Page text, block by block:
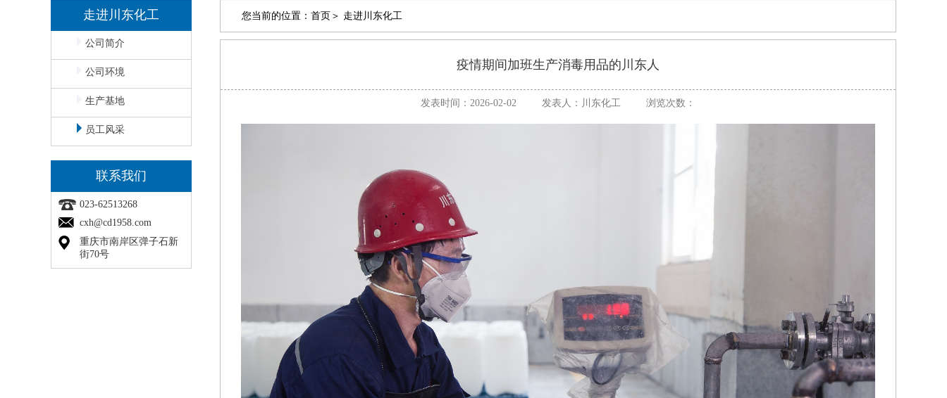
走进川东化工
公司简介
公司环境
生产基地
员工风采
联系我们
023-62513268
cxh@cd1958.com
重庆市南岸区弹子石新
街70号
您当前的位置： 首页 ＞ 走进川东化工
疫情期间加班生产消毒用品的川东人
发表时间：2026-02-02 发表人：川东化工 浏览次数：